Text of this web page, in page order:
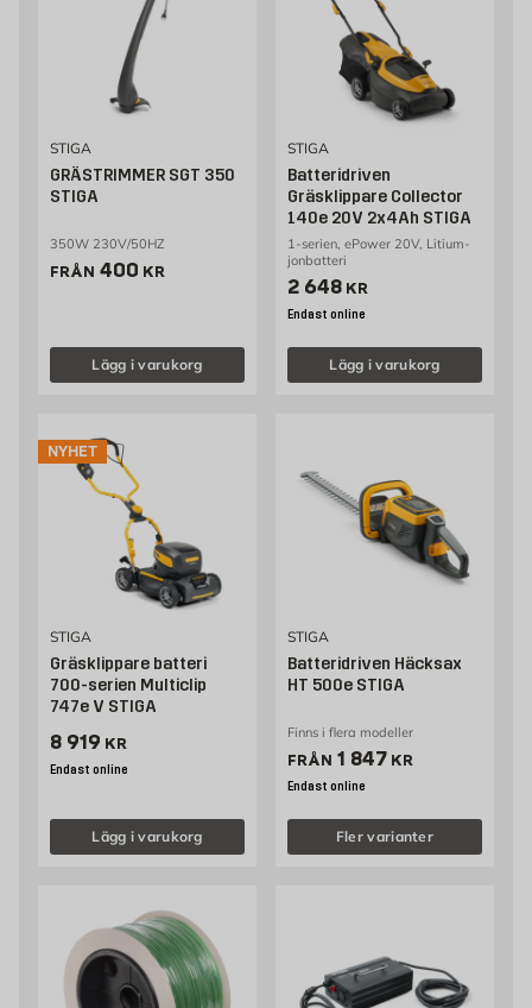
STIGA
GRÄSTRIMMER SGT 350
STIGA
350W 230V/50HZ
FRÅN Pris 400 kr
400 KR
Lägg i varukorg
STIGA
Batteridriven
Gräsklippare Collector
140e 20V 2x4Ah STIGA
1-serien, ePower 20V, Litium-
jonbatteri
Pris 2648 kr
2 648 KR
Endast online
Lägg i varukorg
NYHET
STIGA
Gräsklippare batteri
700-serien Multiclip
747e V STIGA
Pris 8919 kr
8 919 KR
Endast online
Lägg i varukorg
STIGA
Batteridriven Häcksax
HT 500e STIGA
Finns i flera modeller
FRÅN Pris 1847 kr
1 847 KR
Endast online
Fler varianter